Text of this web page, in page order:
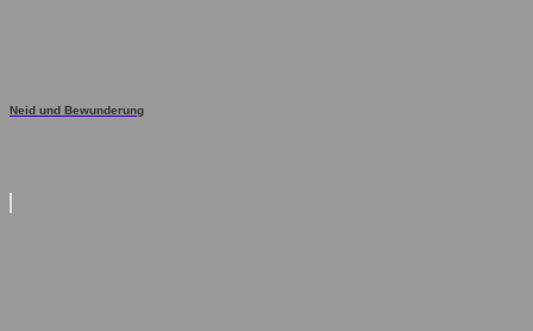
Neid und Bewunderung